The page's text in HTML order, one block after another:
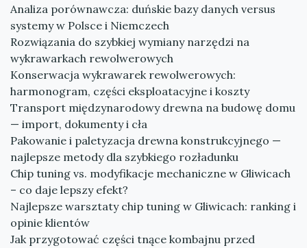
Analiza porównawcza: duńskie bazy danych versus
systemy w Polsce i Niemczech
Rozwiązania do szybkiej wymiany narzędzi na
wykrawarkach rewolwerowych
Konserwacja wykrawarek rewolwerowych:
harmonogram, części eksploatacyjne i koszty
Transport międzynarodowy drewna na budowę domu
— import, dokumenty i cła
Pakowanie i paletyzacja drewna konstrukcyjnego —
najlepsze metody dla szybkiego rozładunku
Chip tuning vs. modyfikacje mechaniczne w Gliwicach
– co daje lepszy efekt?
Najlepsze warsztaty chip tuning w Gliwicach: ranking i
opinie klientów
Jak przygotować części tnące kombajnu przed